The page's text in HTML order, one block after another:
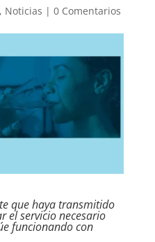
, Noticias | 0 Comentarios
que haya transmitido
el servicio necesario
funcionando con